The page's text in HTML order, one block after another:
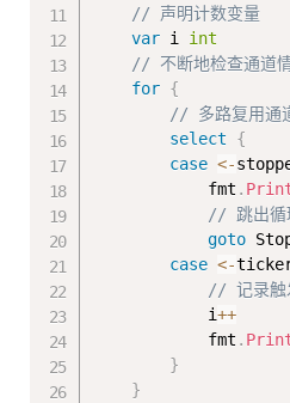
// 声明计数变量
var i int
// 不断地检查通道
for {
// 多路复用通
select
{
case <-
            fmt
.
// 跳出循
goto
case <-
// 记录触
            i
++
            fmt
.
}
}